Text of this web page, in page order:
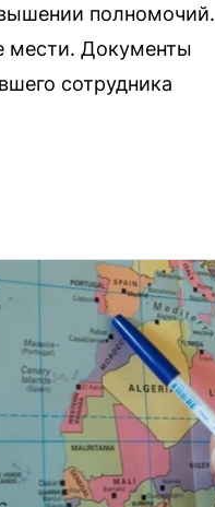
полномочий.
мести. Документы
сотрудника